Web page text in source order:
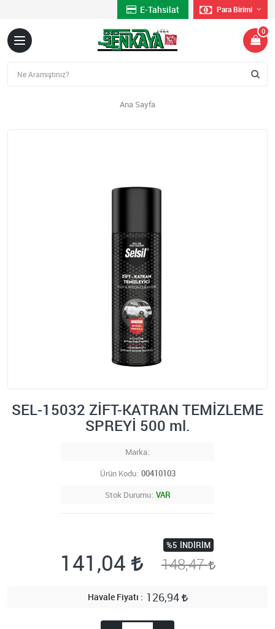
E-Tahsilat Para Birimi
0
Ana Sayfa
SEL-15032 ZİFT-KATRAN TEMİZLEME
SPREYİ 500 ml.
Marka
Ürün Kodu 00410103
Stok Durumu VAR
141,04
%5 İNDIRIM
148,47
Havale Fiyatı 126,94